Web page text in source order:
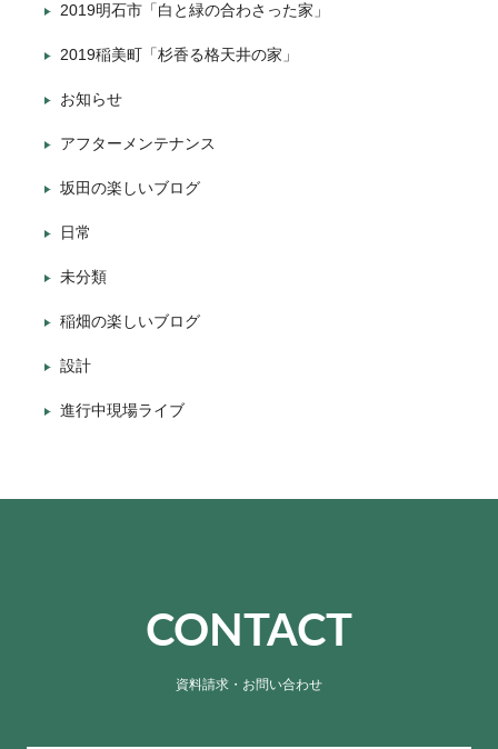
2019明石市「白と緑の合わさった家」
2019稲美町「杉香る格天井の家」
お知らせ
アフターメンテナンス
坂田の楽しいブログ
日常
未分類
稲畑の楽しいブログ
設計
進行中現場ライブ
CONTACT
資料請求・お問い合わせ